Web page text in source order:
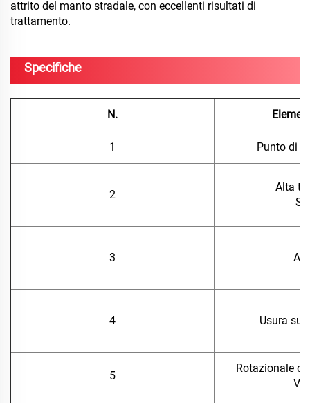
attrito del manto stradale, con eccellenti risultati di
trattamento.
Specifiche
N.
1 Punto di
2
Alta
3
4 Usura su
5
Rotazionale